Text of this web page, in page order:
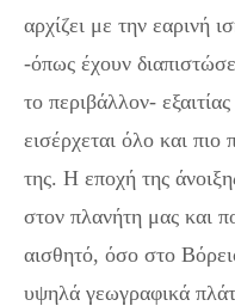
αρχίζει με την εαρινή
-όπως έχουν
το περιβάλλον-
εισέρχεται όλο και
της. Η εποχή της
στον πλανήτη μας και
αισθητό, όσο στο
υψηλά γεωγραφικά